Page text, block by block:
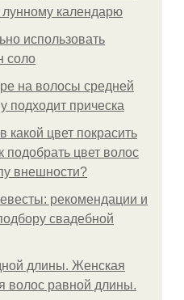
лунному календарю
использовать
соло
на волосы средней
подходит прическа
какой цвет покрасить
подобрать цвет волос
внешности?
рекомендации и
свадебной
длины. Женская
волос равной длины.